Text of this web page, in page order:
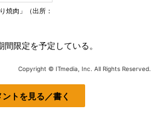
焼肉」（出所：
限定を予定している。
Copyright © ITmedia, Inc. All Rights Reserved.
ントを見る／書く